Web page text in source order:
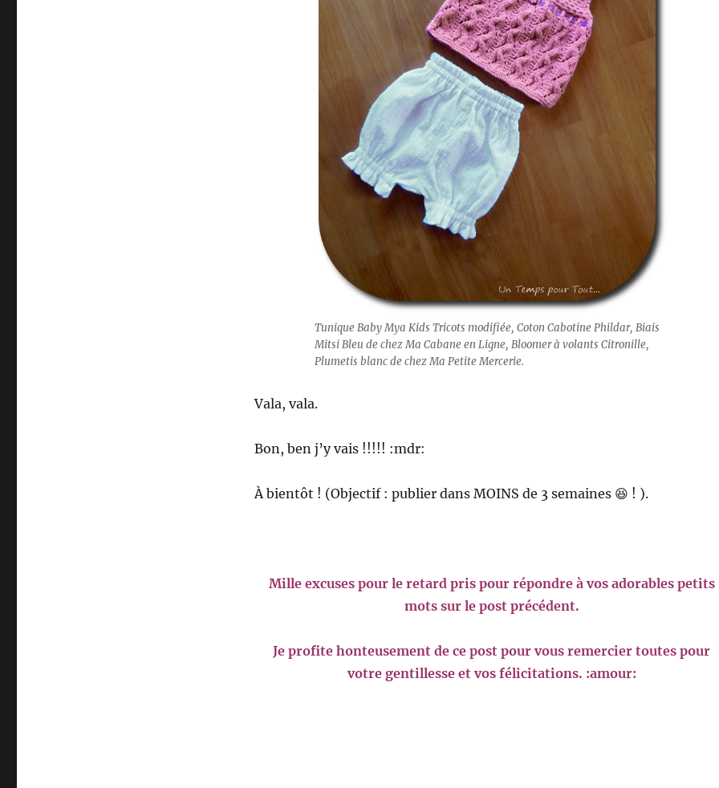
Tunique Baby Mya Kids Tricots modifiée, Coton Cabotine Phildar, Biais
Mitsi Bleu de chez Ma Cabane en Ligne, Bloomer à volants Citronille,
Plumetis blanc de chez Ma Petite Mercerie.
Vala, vala.
Bon, ben j’y vais !!!!! :mdr:
À bientôt ! (Objectif : publier dans MOINS de 3 semaines 😆 ! ).
Mille excuses pour le retard pris pour répondre à vos adorables petits
mots sur le post précédent.
Je profite honteusement de ce post pour vous remercier toutes pour
votre gentillesse et vos félicitations. :amour: